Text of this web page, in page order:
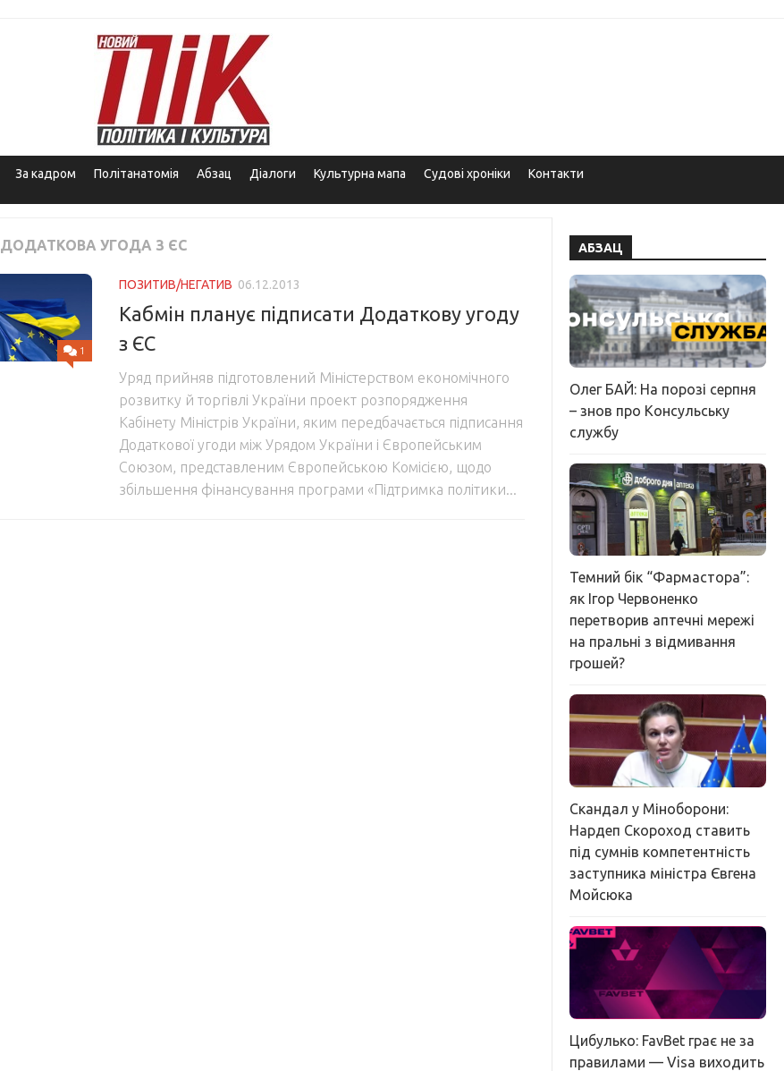
За кадром Політанатомія Абзац Діалоги Культурна мапа Судові хроніки Контакти
ДОДАТКОВА УГОДА З ЄС
1
ПОЗИТИВ/НЕГАТИВ 06.12.2013
Кабмін планує підписати Додаткову угоду
з ЄС
Уряд прийняв підготовлений Міністерством економічного
розвитку й торгівлі України проект розпорядження
Кабінету Міністрів України, яким передбачається підписання
Додаткової угоди між Урядом України і Європейським
Союзом, представленим Європейською Комісією, щодо
збільшення фінансування програми «Підтримка політики...
АБЗАЦ
Олег БАЙ: На порозі серпня
– знов про Консульську
службу
Темний бік “Фармастора”:
як Ігор Червоненко
перетворив аптечні мережі
на пральні з відмивання
грошей?
Скандал у Міноборони:
Нардеп Скороход ставить
під сумнів компетентність
заступника міністра Євгена
Мойсюка
Цибулько: FavBet грає не за
правилами — Visa виходить